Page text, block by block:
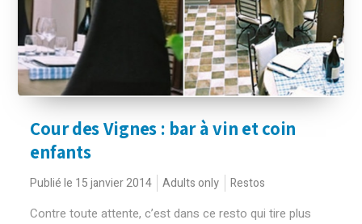
Cour des Vignes : bar à vin et coin
enfants
Publié le 15 janvier 2014 Adults only Restos
Contre toute attente, c’est dans ce resto qui tire plus